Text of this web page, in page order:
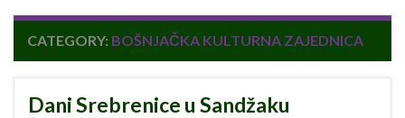
CATEGORY: BOŠNJAČKA KULTURNA ZAJEDNICA
Dani Srebrenice u Sandžaku